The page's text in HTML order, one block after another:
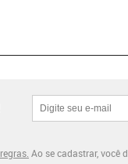
Ao se cadastrar, você